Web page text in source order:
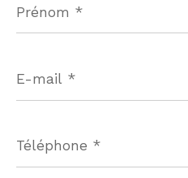
*
mail
*
*